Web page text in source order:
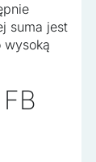
suma jest
wysoką